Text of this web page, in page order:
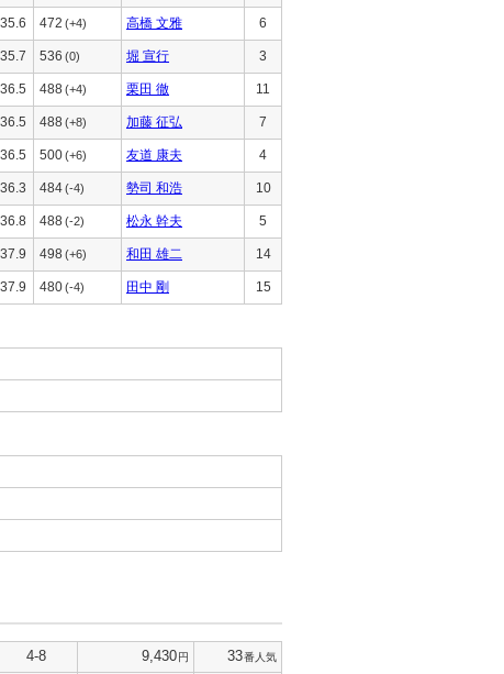
35.6 472 (+4) 高橋 文雅 6
35.7 536 (0) 堀 宣行 3
36.5 488(+4) 栗田 徹 11
36.5 488 (+8) 加藤 征弘 7
36.5 500(+6) 友道 康夫 4
36.3 484(-4) 勢司 和浩 10
36.8 488(-2) 松永 幹夫 5
37.9 498 (+6) 和田 雄二 14
37.9 480(-4) 田中 剛 15
4-8 9,430円 33番人気